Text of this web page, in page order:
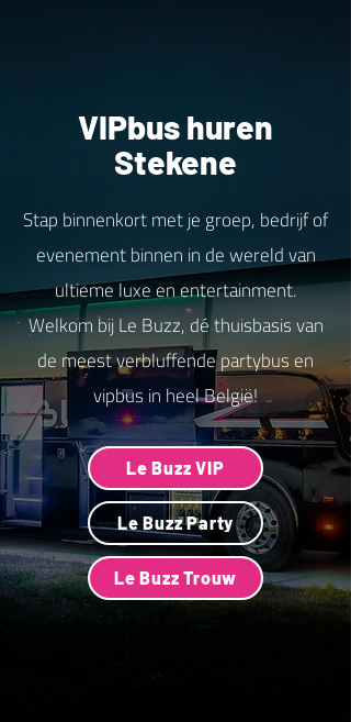
VIPbus huren
Stekene
Stap binnenkort met je groep, bedrijf of
evenement binnen in de wereld van
ultieme luxe en entertainment.
Welkom bij Le Buzz, dé thuisbasis van
de meest verbluffende partybus en
vipbus in heel België!
Le Buzz VIP
Le Buzz Party
Le Buzz Trouw